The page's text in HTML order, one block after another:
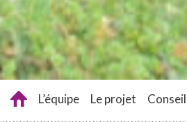
L’équipe Le projet